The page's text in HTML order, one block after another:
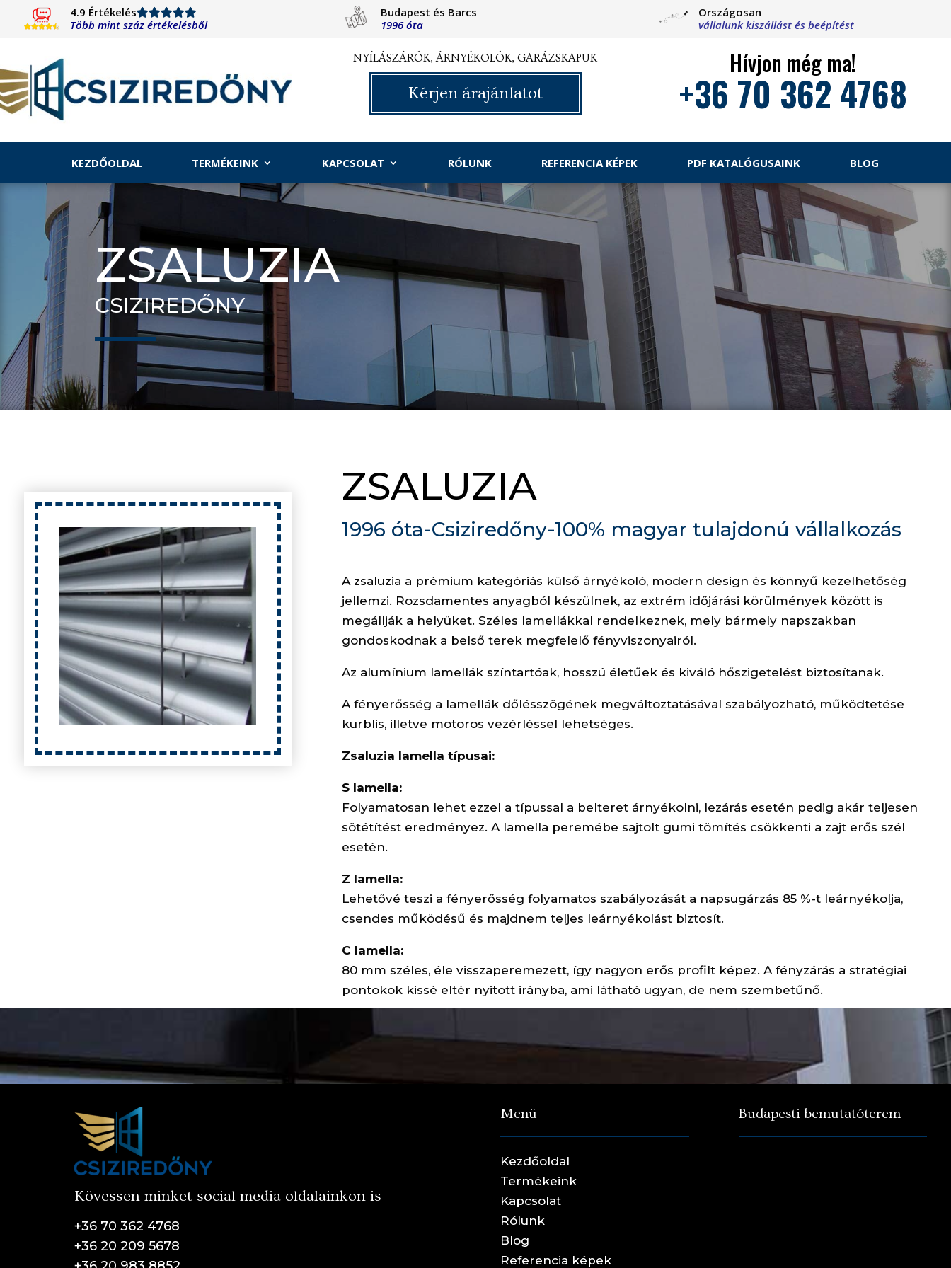
4.9 Értékelés
Több mint száz értékelésből
Budapest és Barcs
1996 óta
Országosan
vállalunk kiszállást és beépítést
NYÍLÁSZÁRÓK, ÁRNYÉKOLÓK, GARÁZSKAPUK
Kérjen árajánlatot
Hívjon még ma!
+36 70 362 4768
KEZDŐOLDAL TERMÉKEINK KAPCSOLAT RÓLUNK REFERENCIA KÉPEK PDF KATALÓGUSAINK BLOG
ZSALUZIA
CSIZIREDŐNY
ZSALUZIA
1996 óta-Csiziredőny-100% magyar tulajdonú vállalkozás
A zsaluzia a prémium kategóriás külső árnyékoló, modern design és könnyű kezelhetőség
jellemzi. Rozsdamentes anyagból készülnek, az extrém időjárási körülmények között is
megállják a helyüket. Széles lamellákkal rendelkeznek, mely bármely napszakban
gondoskodnak a belső terek megfelelő fényviszonyairól.
Az alumínium lamellák színtartóak, hosszú életűek és kiváló hőszigetelést biztosítanak.
A fényerősség a lamellák dőlésszögének megváltoztatásával szabályozható, működtetése
kurblis, illetve motoros vezérléssel lehetséges.
Zsaluzia lamella típusai:
S lamella:
Folyamatosan lehet ezzel a típussal a belteret árnyékolni, lezárás esetén pedig akár teljesen
sötétítést eredményez. A lamella peremébe sajtolt gumi tömítés csökkenti a zajt erős szél
esetén.
Z lamella:
Lehetővé teszi a fényerősség folyamatos szabályozását a napsugárzás 85 %-t leárnyékolja,
csendes működésű és majdnem teljes leárnyékolást biztosít.
C lamella:
80 mm széles, éle visszaperemezett, így nagyon erős profilt képez. A fényzárás a stratégiai
pontokok kissé eltér nyitott irányba, ami látható ugyan, de nem szembetűnő.
Kövessen minket social media oldalainkon is
+36 70 362 4768
+36 20 209 5678
Menü
Kezdőoldal
Termékeink
Kapcsolat
Rólunk
Blog
Referencia képek
Budapesti bemutatóterem